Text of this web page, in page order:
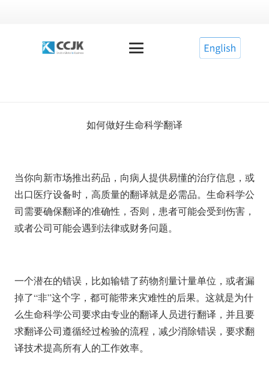
如何做好生命科学翻译
当你向新市场推出药品，向病人提供易懂的治疗信息，或
出口医疗设备时，高质量的翻译就是必需品。生命科学公
司需要确保翻译的准确性，否则，患者可能会受到伤害，
或者公司可能会遇到法律或财务问题。
一个潜在的错误，比如输错了药物剂量计量单位，或者漏
掉了“非”这个字，都可能带来灾难性的后果。这就是为什
么生命科学公司要求由专业的翻译人员进行翻译，并且要
求翻译公司遵循经过检验的流程，减少消除错误，要求翻
译技术提高所有人的工作效率。